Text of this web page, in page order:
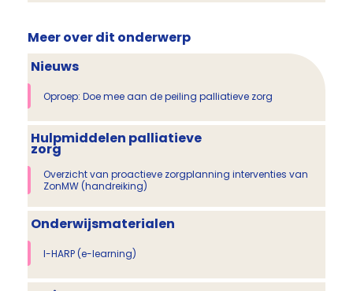
Meer over dit onderwerp
Nieuws
Oproep: Doe mee aan de peiling palliatieve zorg
Hulpmiddelen palliatieve
zorg
Overzicht van proactieve zorgplanning interventies van
ZonMW (handreiking)
Onderwijsmaterialen
I-HARP (e-learning)